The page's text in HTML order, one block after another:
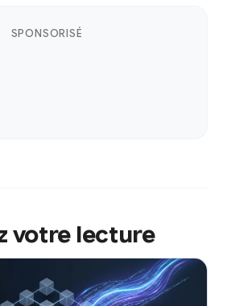
SPONSORISÉ
votre lecture